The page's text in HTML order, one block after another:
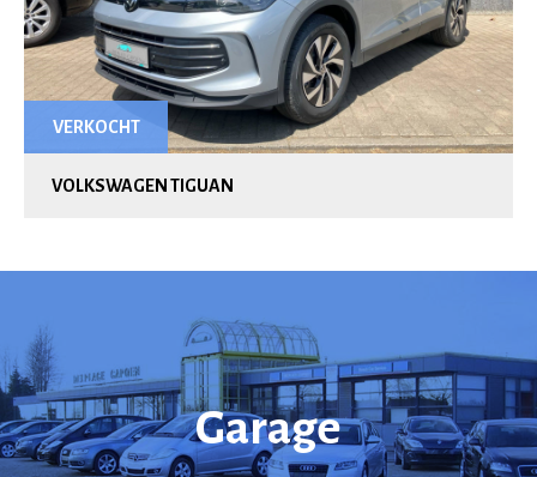
VERKOCHT
VOLKSWAGEN TIGUAN
Garage